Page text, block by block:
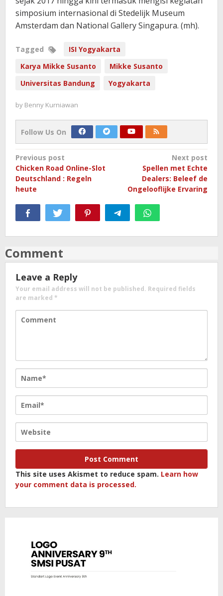
simposium internasional di Stedelijk Museum
Amsterdam dan National Gallery Singapura. (mh).
Tagged
ISI Yogyakarta
Karya Mikke Susanto
Mikke Susanto
Universitas Bandung
Yogyakarta
by Benny Kurniawan
Follow Us On
Post
navigation
Previous post
Chicken Road Online-Slot
Deutschland : Regeln
heute
Next post
Spellen met Echte
Dealers: Beleef de
Ongelooflijke Ervaring
Comment
Leave a Reply
Your email address will not be published. Required fields
are marked *
This site uses Akismet to reduce spam. Learn how
your comment data is processed.